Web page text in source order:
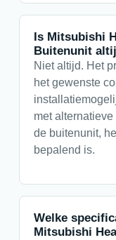
Is Mitsubishi
Buitenunit
Niet altijd. Het
het gewenste
met
de buitenunit,
bepalend is.
Welke
Mitsubishi